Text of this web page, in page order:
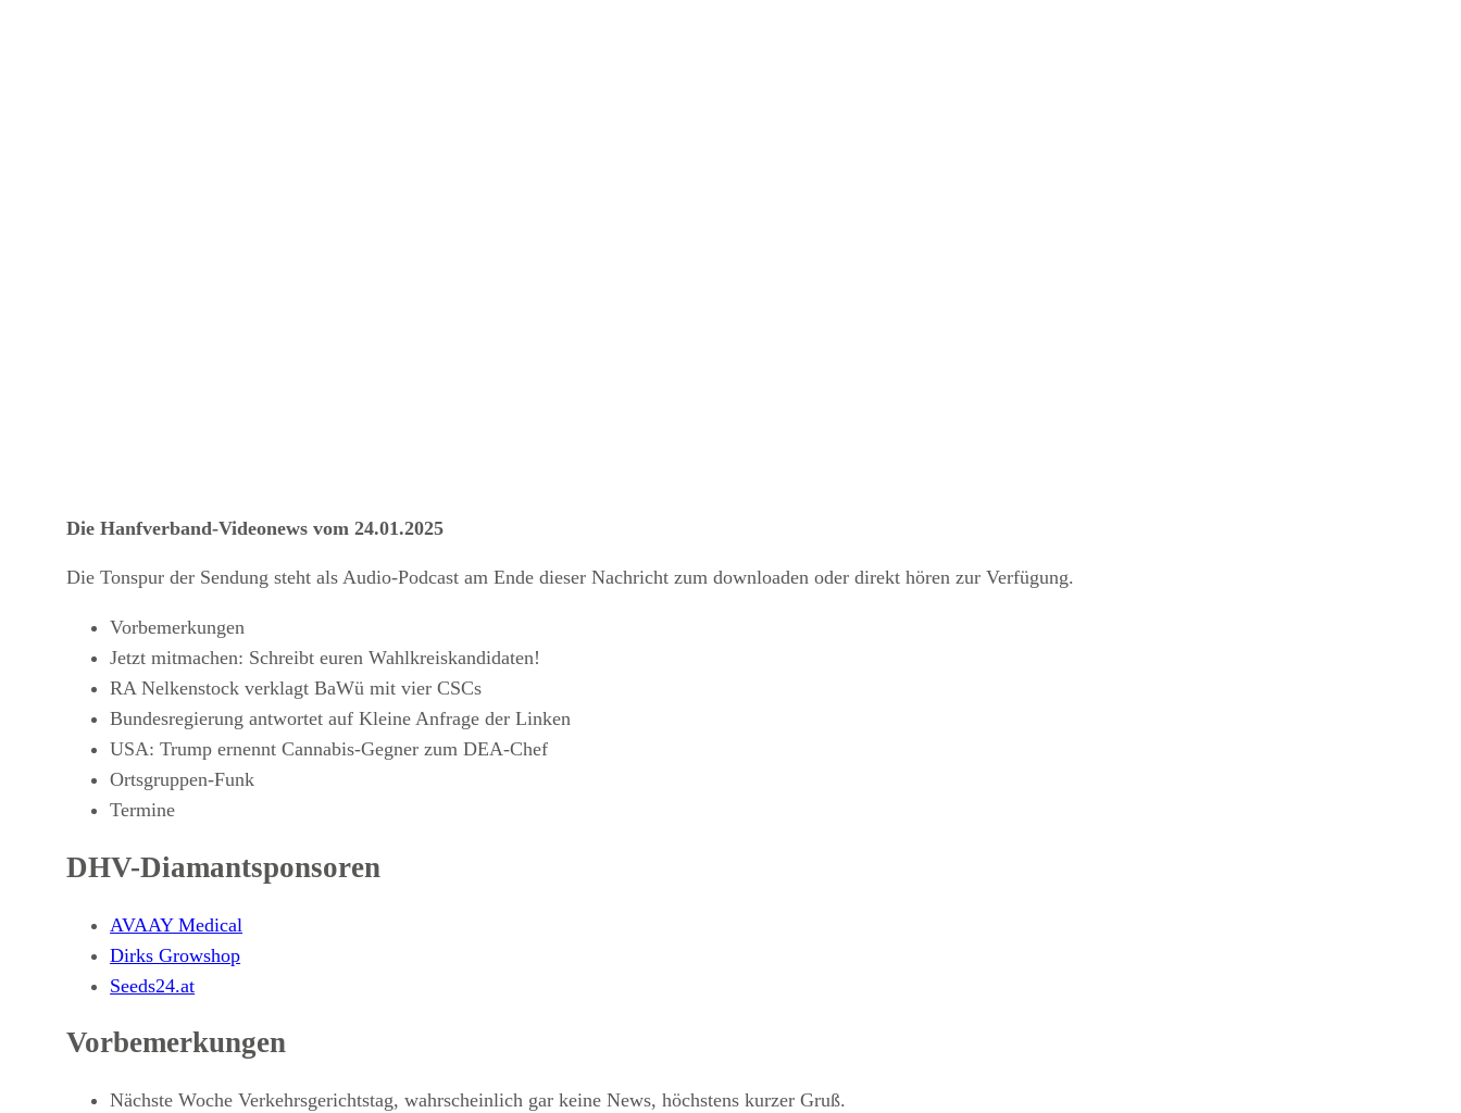
Die Hanfverband-Videonews vom 24.01.2025
Die Tonspur der Sendung steht als Audio-Podcast am Ende dieser Nachricht zum downloaden oder direkt hören zur Verfügung.
Vorbemerkungen
Jetzt mitmachen: Schreibt euren Wahlkreiskandidaten!
RA Nelkenstock verklagt BaWü mit vier CSCs
Bundesregierung antwortet auf Kleine Anfrage der Linken
USA: Trump ernennt Cannabis-Gegner zum DEA-Chef
Ortsgruppen-Funk
Termine
DHV-Diamantsponsoren
AVAAY Medical
Dirks Growshop
Seeds24.at
Vorbemerkungen
Nächste Woche Verkehrsgerichtstag, wahrscheinlich gar keine News, höchstens kurzer Gruß.